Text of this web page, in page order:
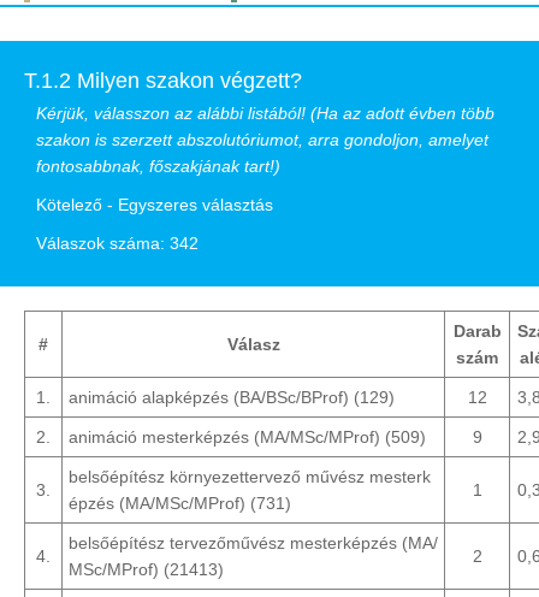
T.1.2 Milyen szakon végzett?
Kérjük, válasszon az alábbi listából! (Ha az adott évben több
szakon is szerzett abszolutóriumot, arra gondoljon, amelyet
fontosabbnak, főszakjának tart!)
Kötelező - Egyszeres választás
Válaszok száma: 342
# Válasz
Darab
szám
1. animáció alapképzés (BA/BSc/BProf) (129) 12
2. animáció mesterképzés (MA/MSc/MProf) (509) 9
3.
belsőépítész környezettervező művész mesterk
épzés (MA/MSc/MProf) (731)
1
4.
belsőépítész tervezőművész mesterképzés (MA/
MSc/MProf) (21413)
2